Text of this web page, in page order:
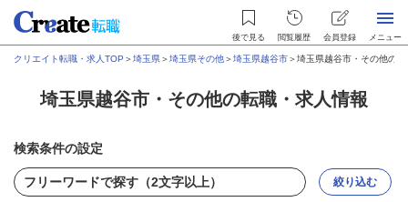
後で見る 閲覧履歴 会員登録 メニュー
クリエイト転職・求人TOP ＞埼玉県＞埼玉県その他＞埼玉県越谷市＞埼玉県越谷市・その他の
埼玉県越谷市・その他の転職・求人情報
検索条件の設定
絞り込む